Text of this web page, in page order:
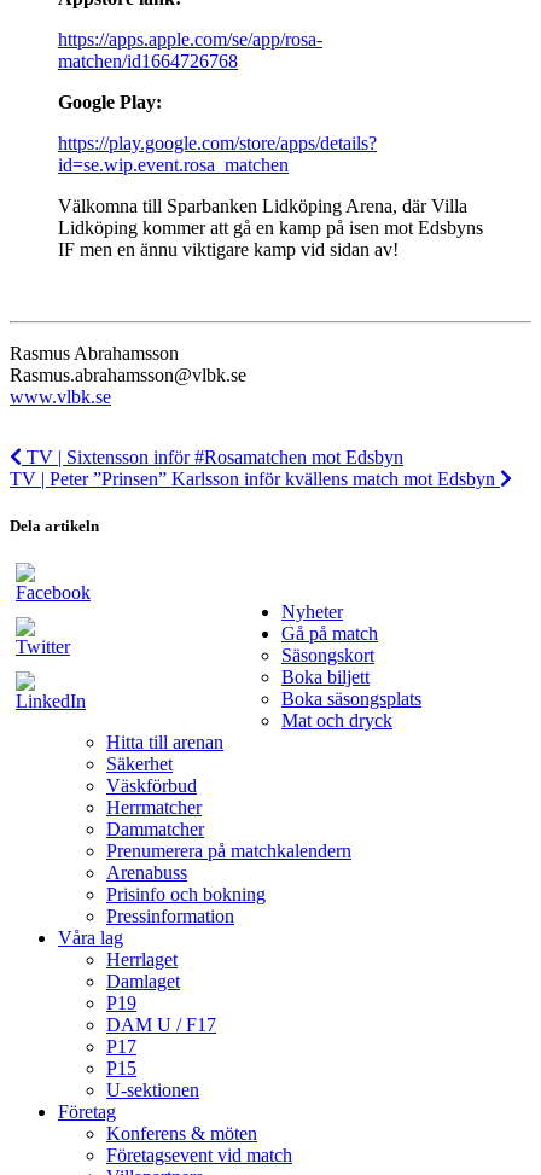
https://apps.apple.com/se/app/rosa-
matchen/id1664726768
Google Play:
https://play.google.com/store/apps/details?
id=se.wip.event.rosa_matchen
Välkomna till Sparbanken Lidköping Arena, där Villa
Lidköping kommer att gå en kamp på isen mot Edsbyns
IF men en ännu viktigare kamp vid sidan av!
Rasmus Abrahamsson
Rasmus.abrahamsson@vlbk.se
www.vlbk.se
TV | Sixtensson inför #Rosamatchen mot Edsbyn
TV | Peter ”Prinsen” Karlsson inför kvällens match mot Edsbyn
Dela artikeln
Nyheter
Gå på match
Säsongskort
Boka biljett
Boka säsongsplats
Mat och dryck
Hitta till arenan
Säkerhet
Väskförbud
Herrmatcher
Dammatcher
Prenumerera på matchkalendern
Arenabuss
Prisinfo och bokning
Pressinformation
Våra lag
Herrlaget
Damlaget
P19
DAM U / F17
P17
P15
U-sektionen
Företag
Konferens & möten
Företagsevent vid match